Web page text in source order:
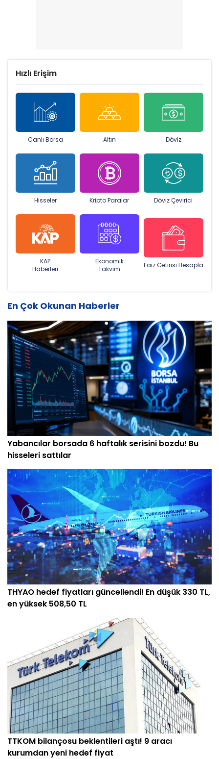
Hızlı Erişim
Canlı Borsa Altın Döviz
Hisseler Kripto Paralar Döviz Çevirici
KAP
Haberleri
Ekonomik
Takvim
Faiz Getirisi Hesapla
En Çok Okunan Haberler
Yabancılar borsada 6 haftalık serisini bozdu! Bu
hisseleri sattılar
THYAO hedef fiyatları güncellendi! En düşük 330 TL,
en yüksek 508,50 TL
TTKOM bilançosu beklentileri aştı! 9 aracı
kurumdan yeni hedef fiyat